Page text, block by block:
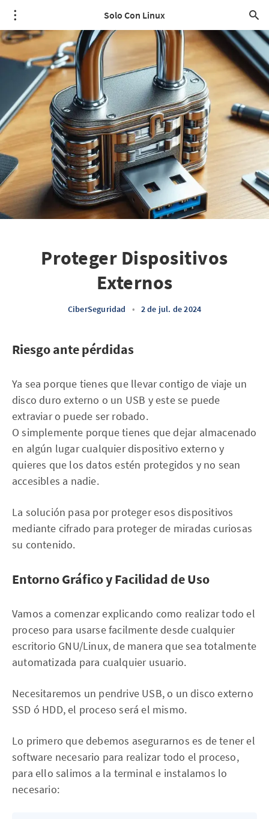
Solo Con Linux
Proteger Dispositivos
Externos
CiberSeguridad • 2 de jul. de 2024
Riesgo ante pérdidas
Ya sea porque tienes que llevar contigo de viaje un
disco duro externo o un USB y este se puede
extraviar o puede ser robado.
O simplemente porque tienes que dejar almacenado
en algún lugar cualquier dispositivo externo y
quieres que los datos estén protegidos y no sean
accesibles a nadie.
La solución pasa por proteger esos dispositivos
mediante cifrado para proteger de miradas curiosas
su contenido.
Entorno Gráfico y Facilidad de Uso
Vamos a comenzar explicando como realizar todo el
proceso para usarse facilmente desde cualquier
escritorio GNU/Linux, de manera que sea totalmente
automatizada para cualquier usuario.
Necesitaremos un pendrive USB, o un disco externo
SSD ó HDD, el proceso será el mismo.
Lo primero que debemos asegurarnos es de tener el
software necesario para realizar todo el proceso,
para ello salimos a la terminal e instalamos lo
necesario: